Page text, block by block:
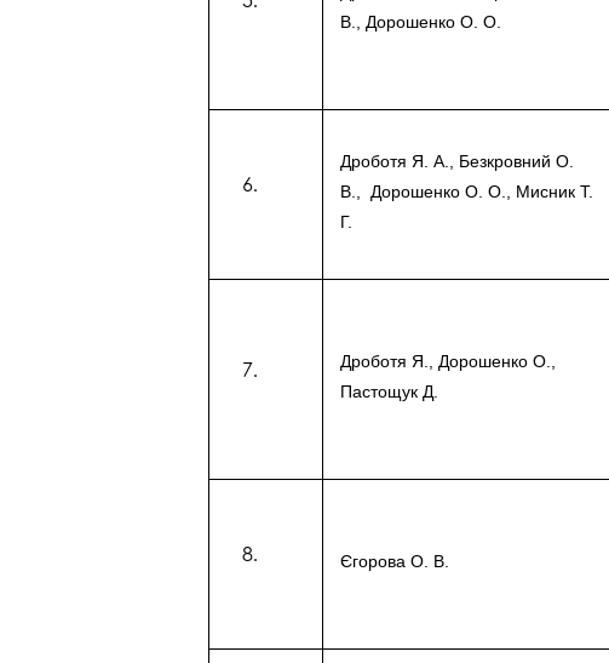
В., Дорошенко О. О.
Дроботя Я. А., Безкровний О.
В., Дорошенко О. О., Мисник Т.
Г.
Дроботя Я., Дорошенко О.,
Пастощук Д.
Єгорова О. В.